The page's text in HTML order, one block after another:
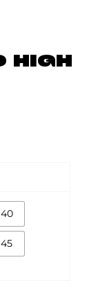
HIGH
40
45